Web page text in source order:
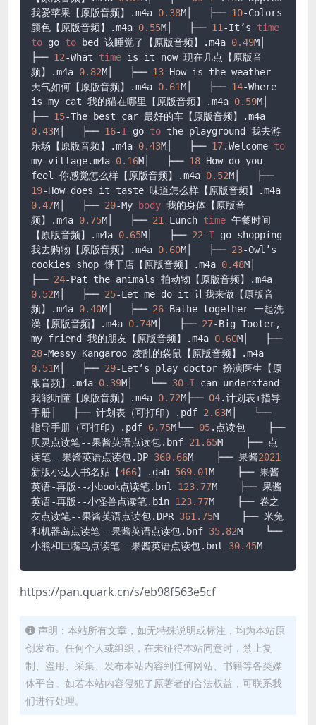
我爱苹果【原版音频】
.m4a 0.38M│   ├── 10-Colors
颜色【原版音频】
.m4a 0.55M│   ├── 11 -It’s time
to go to bed 该睡觉了【原版音频】 .m4a 0.49M│
├── 12-What time is it now 现在几点【原版音
频】
.m4a 0.82M│   ├── 13-How is the weather
天气如何【原版音频】
.m4a 0.61M│   ├── 14-Where
is my cat 我的猫在哪里【原版音频】
.m4a 0.59M│
├── 15-The best car 最好的车【原版音频】
.m4a
0.43M│   ├── 16-I go to the playground 我去游
乐场【原版音频】
.m4a 0.43M│   ├── 17.Welcome to
my village.m4a 0.16M│   ├── 18-How do you
feel 你感觉怎么样【原版音频】
.m4a 0.52
M│   ├──
19-How does it taste 味道怎么样【原版音频】
.m4a
0.47M│   ├── 20-My body 我的身体【原版音
频】
.m4a 0.75M│   ├── 21 -Lunch time 午餐时间
【原版音频】
.m4a 0.65M│   ├── 22-I go shopping
我去购物【原版音频】
.m4a 0.60M│   ├── 23-Owl’s
cookies shop 饼干店【原版音频】
.m4a 0.48M│
├── 24-Pat the animals 拍动物【原版音频】
.m4a
0.52M│   ├── 25-Let me do it 让我来做【原版音
频】
.m4a 0.40M│   ├── 26-Bathe together 一起洗
澡【原版音频】
.m4a 0.74M│   ├── 27-Big Tooter,
my friend 我的朋友【原版音频】
.m4a 0.60
M│   ├──
28-Messy Kangaroo 凌乱的袋鼠【原版音频】
.m4a
0.51M│   ├── 29-Let’s play doctor 扮演医生【原
版音频】
.m4a 0.39M│   └── 30-I can understand
我能听懂【原版音频】
.m4a 0.72M├── 04.计划表+指导
手册│   ├── 计划表（可打印）
.pdf 2.63M│   └──
指导手册（可打印）
.pdf 6.75M└── 05.点读包    ├──
贝灵点读笔--果酱英语点读包.bnf 21.65M    ├── 点
读笔--果酱英语点读包.DP 360.66M    ├── 果酱2021
新版小达人书名贴【466】 .dab 569.01M    ├── 果酱
英语-再版--小book点读笔.bnl 123.77M    ├── 果酱
英语-再版--小怪兽点读笔.bin 123.77M    ├── 卷之
友点读笔--果酱英语点读包.DPR 361.75M    ├── 米兔
和机器岛点读笔--果酱英语点读包.bnf 35.82M    └──
小熊和巨嘴鸟点读笔--果酱英语点读包.bnl 30.45M
​https://pan.quark.cn/s/eb98f563e5cf
声明：本站所有文章，如无特殊说明或标注，均为本站原
创发布。任何个人或组织，在未征得本站同意时，禁止复
制、盗用、采集、发布本站内容到任何网站、书籍等各类媒
体平台。如若本站内容侵犯了原著者的合法权益，可联系我
们进行处理。